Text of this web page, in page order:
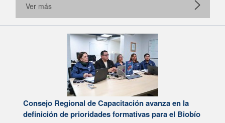
Ver más
Consejo Regional de Capacitación avanza en la
definición de prioridades formativas para el Biobío